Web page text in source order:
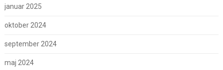
januar 2025
oktober 2024
september 2024
maj 2024